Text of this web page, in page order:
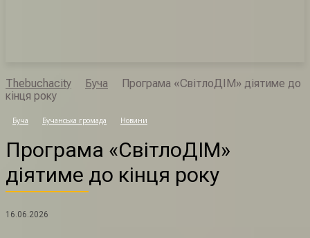
Thebuchacity Буча
Програма «СвітлоДІМ» діятиме до
кінця року
Буча Бучанська громада Новини
Програма «СвітлоДІМ»
діятиме до кінця року
16.06.2026